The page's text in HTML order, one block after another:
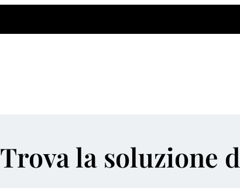
Trova la soluzione